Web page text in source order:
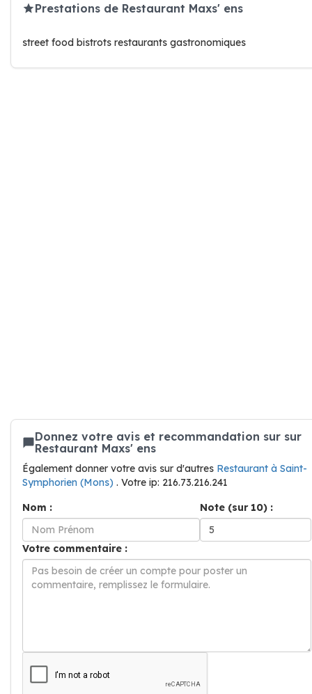
Prestations de Restaurant Maxs' ens
street food bistrots restaurants gastronomiques
Donnez votre avis et recommandation sur sur
Restaurant Maxs' ens
Également donner votre avis sur d'autres Restaurant à Saint-
Symphorien (Mons) . Votre ip: 216.73.216.241
Nom :
Note (sur 10) :
Votre commentaire :